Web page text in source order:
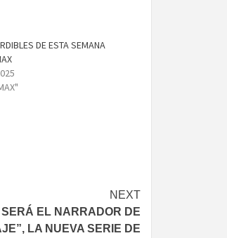
DE ESTA SEMANA
NEXT
EL NARRADOR DE
LA NUEVA SERIE DE